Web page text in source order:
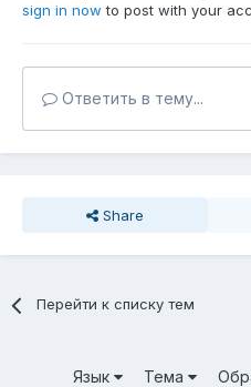
sign in now to post with your
Ответить в тему...
Share
Перейти к списку тем
Язык Тема